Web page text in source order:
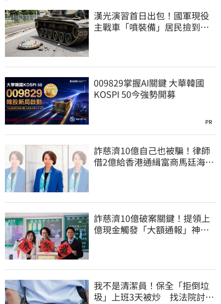
漢光演習首日出包！國軍現役
主戰車「噴裝備」居民撿到零
009829掌握AI關鍵 大華韓國
KOSPI 50今強勢開募
PR
詐慈濟10億自己也被騙！律師
借2億給香港通緝富商馬廷海建
詐慈濟10億破案關鍵！提領上
億現金觸發「大額通報」神鬼
我不是清潔員！保全「拒倒垃
圾」上班3天被炒 找法院討公